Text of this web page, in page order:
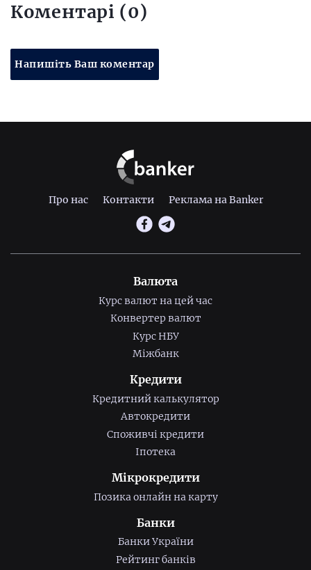
Коментарі (0)
Напишіть Ваш коментар
Про нас Контакти Реклама на Banker
Валюта
Курс валют на цей час
Конвертер валют
Курс НБУ
Міжбанк
Кредити
Кредитний калькулятор
Автокредити
Споживчі кредити
Іпотека
Мікрокредити
Позика онлайн на карту
Банки
Банки України
Рейтинг банків